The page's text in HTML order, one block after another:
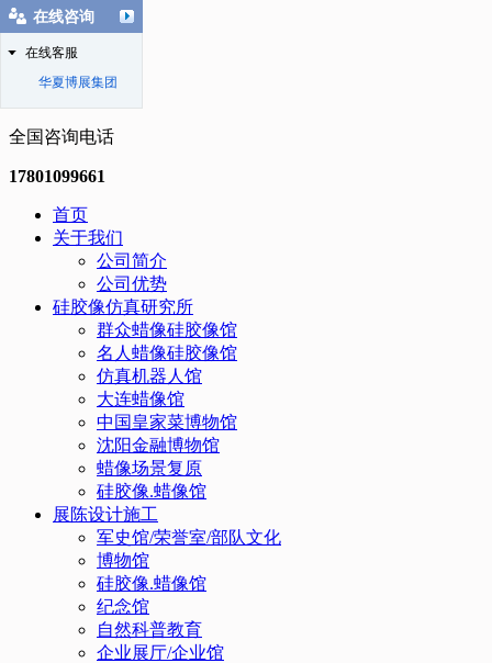
全国咨询电话
17801099661
首页
关于我们
公司简介
公司优势
硅胶像仿真研究所
群众蜡像硅胶像馆
名人蜡像硅胶像馆
仿真机器人馆
大连蜡像馆
中国皇家菜博物馆
沈阳金融博物馆
蜡像场景复原
硅胶像.蜡像馆
展陈设计施工
军史馆/荣誉室/部队文化
博物馆
硅胶像.蜡像馆
纪念馆
自然科普教育
企业展厅/企业馆
在线咨询
在线客服
华夏博展集团